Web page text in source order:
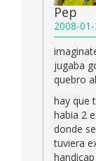
Pep
2008-
jugaba
quebro
hay que
habia 2
donde
tuviera
handicap